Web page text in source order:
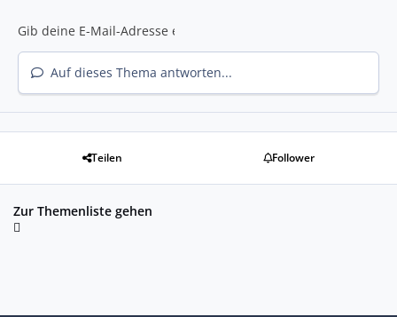
Auf dieses Thema antworten...
Teilen Follower
Zur Themenliste gehen